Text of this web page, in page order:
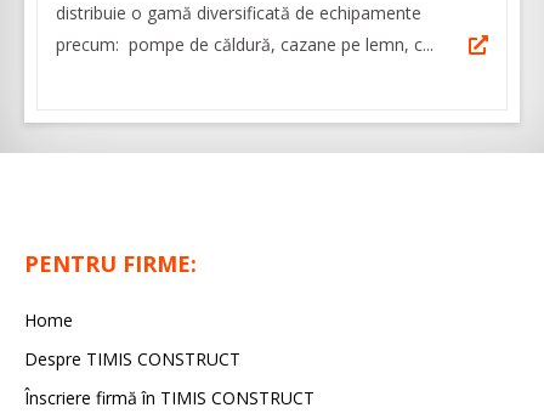
distribuie o gamă diversificată de echipamente
precum: pompe de căldură, cazane pe lemn, c...
PENTRU FIRME:
Home
Despre TIMIS CONSTRUCT
Înscriere firmă în TIMIS CONSTRUCT